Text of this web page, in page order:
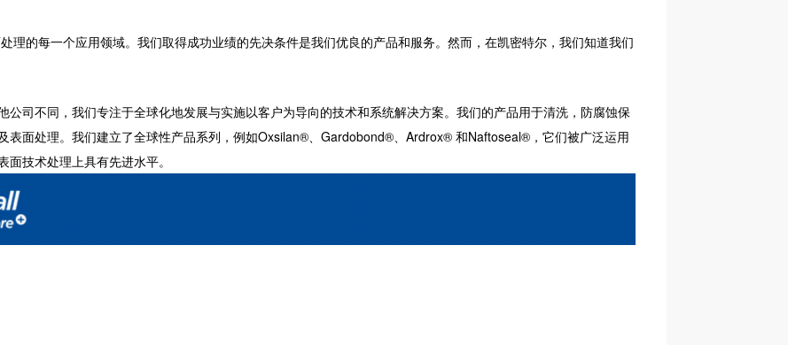
理的每一个应用领域。我们取得成功业绩的先决条件是我们优良的产品和服务。然而，在凯密特尔，我们知道我们
司不同，我们专注于全球化地发展与实施以客户为导向的技术和系统解决方案。我们的产品用于清洗，防腐蚀保
表面处理。我们建立了全球性产品系列，例如Oxsilan®、Gardobond®、Ardrox® 和Naftoseal®，它们被广泛运用
技术处理上具有先进水平。